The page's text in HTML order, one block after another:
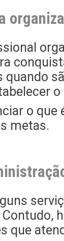
quando
o que
metas.
que